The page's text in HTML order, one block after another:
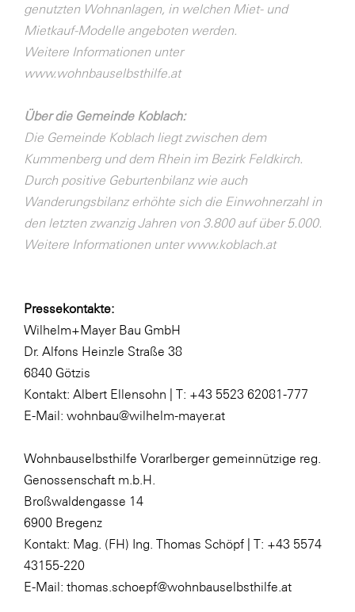
genutzten Wohnanlagen, in welchen Miet- und
Mietkauf-Modelle angeboten werden.
Weitere Informationen unter
www.wohnbauselbsthilfe.at
Über die Gemeinde Koblach:
Die Gemeinde Koblach liegt zwischen dem
Kummenberg und dem Rhein im Bezirk Feldkirch.
Durch positive Geburtenbilanz wie auch
Wanderungsbilanz erhöhte sich die Einwohnerzahl in
den letzten zwanzig Jahren von 3.800 auf über 5.000.
Weitere Informationen unter www.koblach.at
Pressekontakte:
Wilhelm+Mayer Bau GmbH
Dr. Alfons Heinzle Straße 38
6840 Götzis
Kontakt: Albert Ellensohn | T: +43 5523 62081-777
E-Mail: wohnbau@wilhelm-mayer.at
Wohnbauselbsthilfe Vorarlberger gemeinnützige reg.
Genossenschaft m.b.H.
Broßwaldengasse 14
6900 Bregenz
Kontakt: Mag. (FH) Ing. Thomas Schöpf | T: +43 5574
43155-220
E-Mail: thomas.schoepf@wohnbauselbsthilfe.at